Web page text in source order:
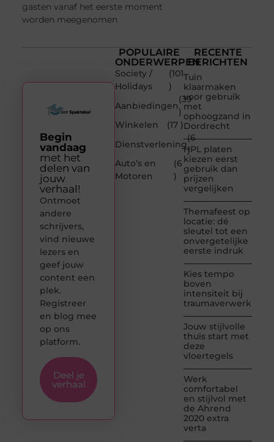
gasten vanaf het eerste moment
worden meegenomen
POPULAIRE
ONDERWERPEN
Society /
Holidays
(101
)
Aanbiedingen
(39
)
Winkelen
(17 )
Dienstverlening
(6
)
Auto’s en
Motoren
(6
)
RECENTE
BERICHTEN
Tuin
klaarmaken
voor gebruik
met
ophoogzand in
Dordrecht
HPL platen
kiezen eerst
gebruik dan
prijzen
vergelijken
Themafeest op
locatie: dé
sleutel tot een
onvergetelijke
eerste indruk
Kies tempo
boven
intensiteit bij
traumaverwerking
Jouw stijlvolle
thuis start met
deze
vloertegels
Werk
comfortabel
en stijlvol met
de Ahrend
2020 extra
verta
Begin
vandaag
met het
delen van
jouw
verhaal!
Ontmoet
andere
schrijvers,
vind nieuwe
lezers en
geef jouw
content een
plek.
Registreer
en blog mee
op ons
platform.
Deel je
verhaal